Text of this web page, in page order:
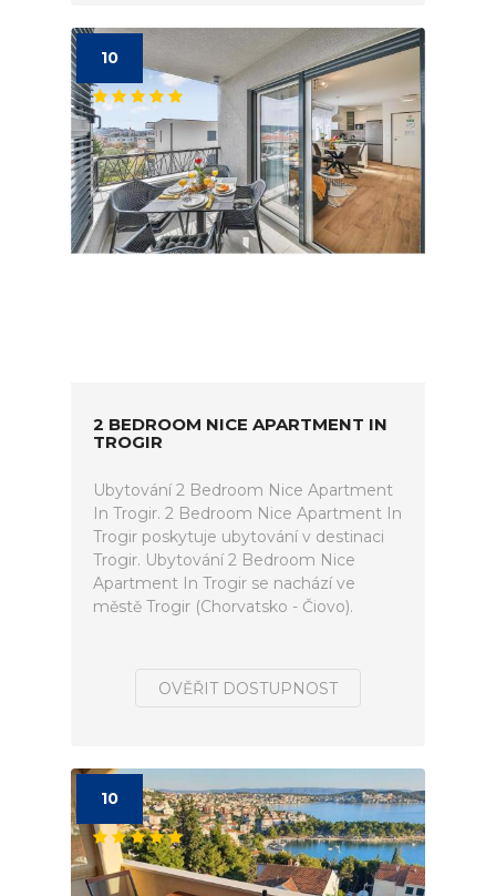
10
2 BEDROOM NICE APARTMENT IN
TROGIR
Ubytování 2 Bedroom Nice Apartment
In Trogir. 2 Bedroom Nice Apartment In
Trogir poskytuje ubytování v destinaci
Trogir. Ubytování 2 Bedroom Nice
Apartment In Trogir se nachází ve
městě Trogir (Chorvatsko - Čiovo).
OVĚŘIT DOSTUPNOST
10